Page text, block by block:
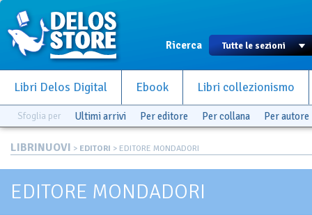
Ricerca
Libri Delos Digital Ebook Libri collezionismo
Sfoglia per Ultimi arrivi Per editore Per collana Per autore
LIBRINUOVI > EDITORI > EDITORE MONDADORI
EDITORE MONDADORI